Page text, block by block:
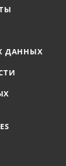
ДАННЫХ